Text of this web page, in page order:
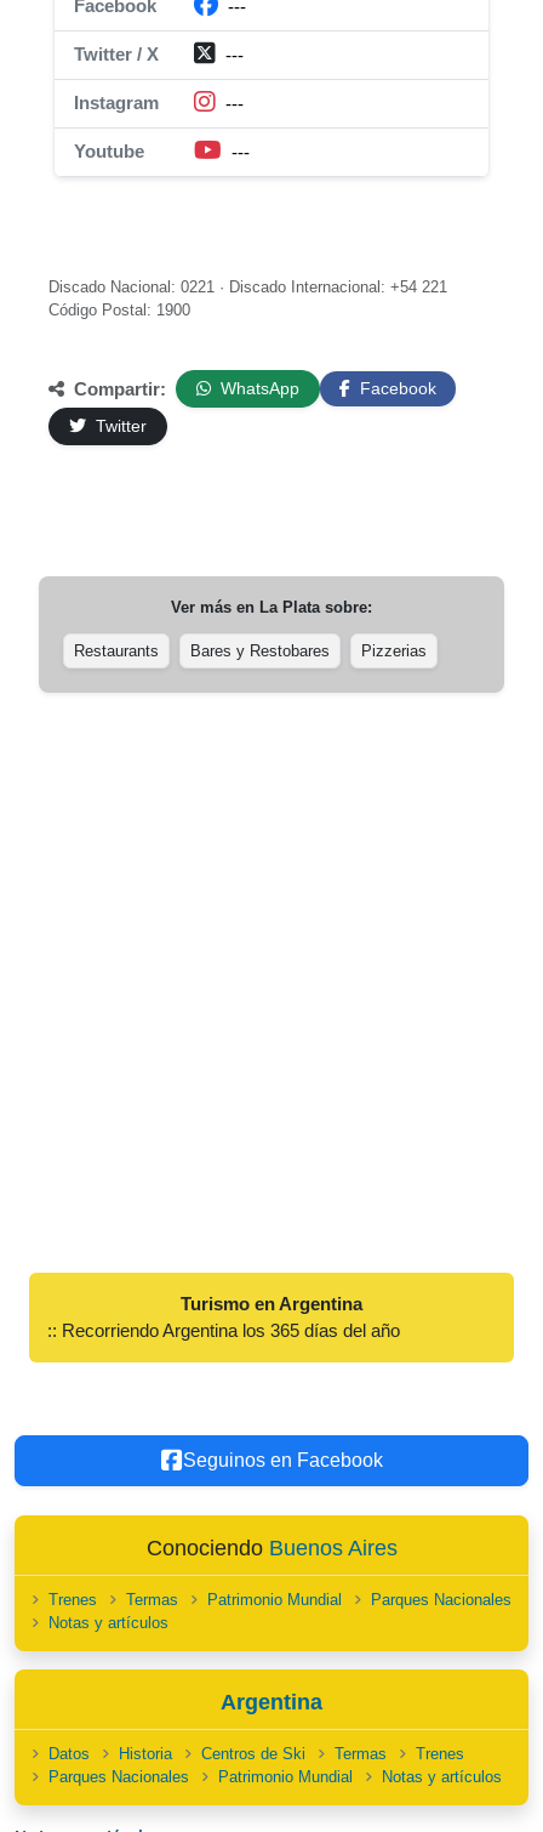
Facebook ---
Twitter / X ---
Instagram ---
Youtube ---
Discado Nacional: 0221 · Discado Internacional: +54 221
Código Postal: 1900
Compartir: WhatsApp
Facebook
Twitter
Ver más en La Platasobre:
Restaurants Bares y Restobares Pizzerias
Turismo en Argentina
:: Recorriendo Argentina los 365 días del año
Seguinos en Facebook
Conociendo Buenos Aires
Trenes Termas Patrimonio Mundial
Parques Nacionales
Notas y artículos
Argentina
Datos Historia Centros de Ski Termas
Trenes
Parques Nacionales
Patrimonio Mundial Notas y artículos